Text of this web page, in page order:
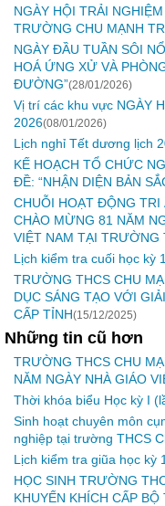
NGÀY HỘI TRẢI
TRƯỜNG CHU MẠNH
NGÀY ĐẦU TUẦN SÔI
HOÁ ỨNG XỬ VÀ
ĐƯỜNG”(28/01/2026)
Vị trí các khu vực NGÀY
2026(08/01/2026)
Lịch nghỉ Tết dương lịch
KẾ HOẠCH TỔ CHỨC
ĐỀ: “NHẬN DIỆN BẢN
CHUỖI HOẠT ĐỘNG TRI
CHÀO MỪNG 81 NĂM
VIỆT NAM TẠI TRƯỜNG
Lịch kiểm tra cuối học kỳ
TRƯỜNG THCS CHU
DỤC SÁNG TẠO VỚI
CẤP TỈNH(15/12/2025)
Những tin cũ hơn
TRƯỜNG THCS CHU
NĂM NGÀY NHÀ GIÁO
Thời khóa biểu Học kỳ I
Sinh hoạt chuyên môn
nghiệp tại trường THCS
Lịch kiểm tra giũa học kỳ
HỌC SINH TRƯỜNG
KHUYẾN KHÍCH CẤP